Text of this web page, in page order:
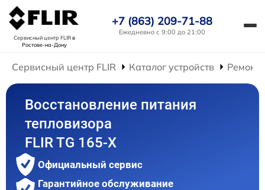
Сервисный центр FLIRв
Ростове-на-Дону
+7 (863) 209-71-88
Ежедневно с 9:00 до 21:00
Сервисный центр FLIR Каталог устройств Ремонт
Восстановление питания
тепловизора
FLIR TG 165-X
Официальный сервис
Гарантийное обслуживание